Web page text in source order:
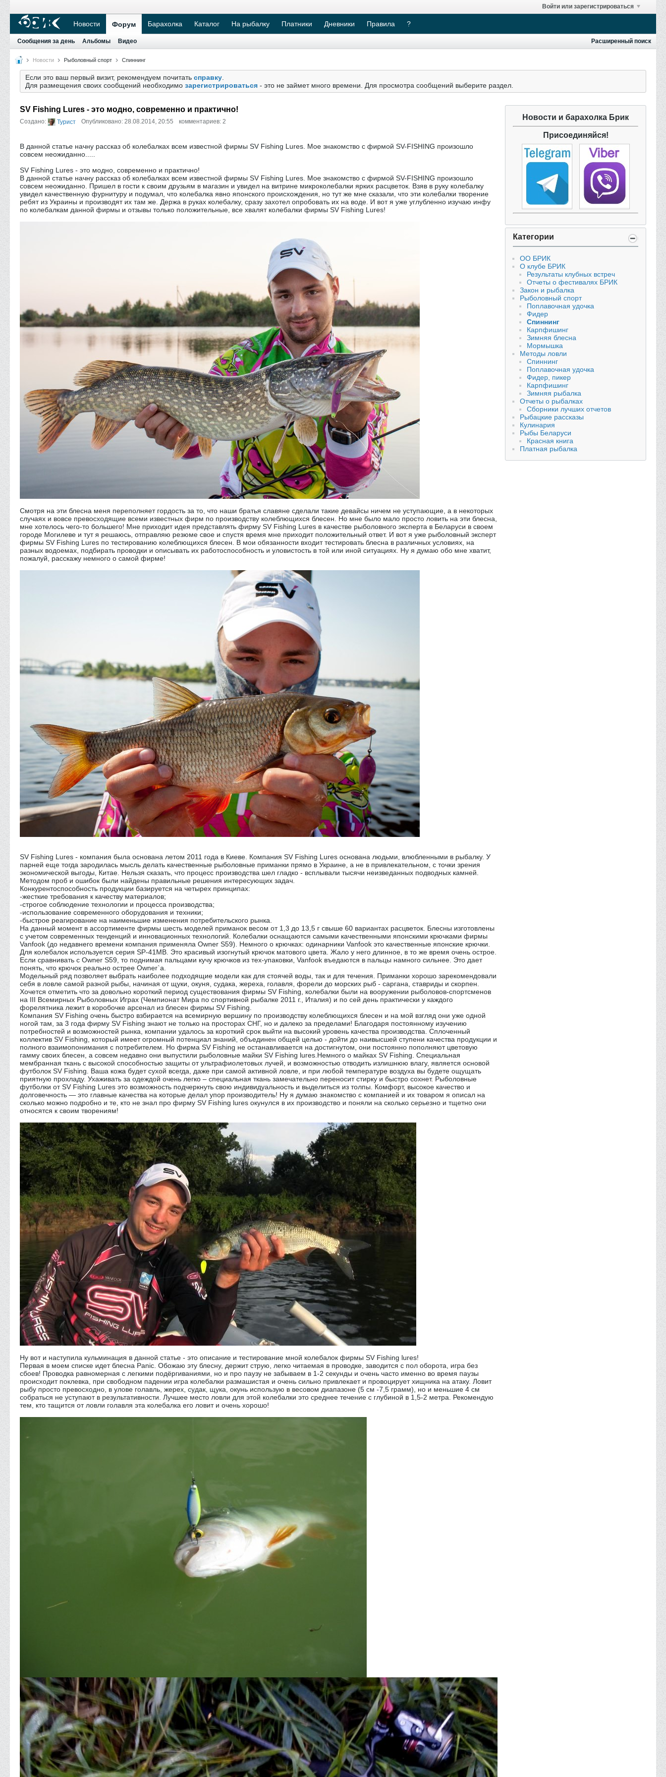
Войти или зарегистрироваться
Новости Форум Барахолка Каталог На рыбалку Платники Дневники Правила ?
Сообщения за день Альбомы Видео Расширенный поиск
Новости Рыболовный спорт Спиннинг
Если это ваш первый визит, рекомендуем почитать справку
Для размещения своих сообщений необходимо зарегистрироваться - это не займет много времени. Для просмотра сообщений выберите раздел.
SV Fishing Lures - это модно, современно и практично!
Создано: Турист Опубликовано: 28.08.2014, 20:55 комментариев: 2
В данной статье начну рассказ об колебалках всем известной фирмы SV Fishing Lures. Мое знакомство с фирмой SV-FISHING произошло
совсем неожиданно.....
SV Fishing Lures - это модно, современно и практично!
В данной статье начну рассказ об колебалках всем известной фирмы SV Fishing Lures. Мое знакомство с фирмой SV-FISHING произошло
совсем неожиданно. Пришел в гости к своим друзьям в магазин и увидел на витрине микроколебалки ярких расцветок. Взяв в руку колебалку
увидел качественную фурнитуру и подумал, что колебалка явно японского происхождения, но тут же мне сказали, что эти колебалки творение
ребят из Украины и производят их там же. Держа в руках колебалку, сразу захотел опробовать их на воде. И вот я уже углубленно изучаю инфу
по колебалкам данной фирмы и отзывы только положительные, все хвалят колебалки фирмы SV Fishing Lures!
Смотря на эти блесна меня переполняет гордость за то, что наши братья славяне сделали такие девайсы ничем не уступающие, а в некоторых
случаях и вовсе превосходящие всеми известных фирм по производству колеблющихся блесен. Но мне было мало просто ловить на эти блесна,
мне хотелось чего-то большего! Мне приходит идея представлять фирму SV Fishing Lures в качестве рыболовного эксперта в Беларуси в своем
городе Могилеве и тут я решаюсь, отправляю резюме свое и спустя время мне приходит положительный ответ. И вот я уже рыболовный эксперт
фирмы SV Fishing Lures по тестированию колеблющихся блесен. В мои обязанности входит тестировать блесна в различных условиях, на
разных водоемах, подбирать проводки и описывать их работоспособность и уловистость в той или иной ситуациях. Ну я думаю обо мне хватит,
пожалуй, расскажу немного о самой фирме!
SV Fishing Lures - компания была основана летом 2011 года в Киеве. Компания SV Fishing Lures основана людьми, влюбленными в рыбалку. У
парней еще тогда зародилась мысль делать качественные рыболовные приманки прямо в Украине, а не в привлекательном, с точки зрения
экономической выгоды, Китае. Нельзя сказать, что процесс производства шел гладко - всплывали тысячи неизведанных подводных камней.
Методом проб и ошибок были найдены правильные решения интересующих задач.
Конкурентоспособность продукции базируется на четырех принципах:
-жесткие требования к качеству материалов;
-строгое соблюдение технологии и процесса производства;
-использование современного оборудования и техники;
-быстрое реагирование на наименьшие изменения потребительского рынка.
На данный момент в ассортименте фирмы шесть моделей приманок весом от 1,3 до 13,5 г свыше 60 вариантах расцветок. Блесны изготовлены
с учетом современных тенденций и инновационных технологий. Колебалки оснащаются самыми качественными японскими крючками фирмы
Vanfook (до недавнего времени компания применяла Owner S59). Немного о крючках: одинарники Vanfook это качественные японские крючки.
Для колебалок используется серия SP-41MB. Это красивый изогнутый крючок матового цвета. Жало у него длинное, в то же время очень острое.
Если сравнивать с Owner S59, то поднимая пальцами кучу крючков из тех-упаковки, Vanfook въедаются в пальцы намного сильнее. Это дает
понять, что крючок реально острее Owner`а.
Модельный ряд позволяет выбрать наиболее подходящие модели как для стоячей воды, так и для течения. Приманки хорошо зарекомендовали
себя в ловле самой разной рыбы, начиная от щуки, окуня, судака, жереха, голавля, форели до морских рыб - саргана, ставриды и скорпен.
Хочется отметить что за довольно короткий период существования фирмы SV Fishing, колебалки были на вооружении рыболовов-спортсменов
на III Всемирных Рыболовных Играх (Чемпионат Мира по спортивной рыбалке 2011 г., Италия) и по сей день практически у каждого
форелятника лежит в коробочке арсенал из блесен фирмы SV Fishing.
Компания SV Fishing очень быстро взбирается на всемирную вершину по производству колеблющихся блесен и на мой взгляд они уже одной
ногой там, за 3 года фирму SV Fishing знают не только на просторах СНГ, но и далеко за пределами! Благодаря постоянному изучению
потребностей и возможностей рынка, компании удалось за короткий срок выйти на высокий уровень качества производства. Сплоченный
коллектив SV Fishing, который имеет огромный потенциал знаний, объединен общей целью - дойти до наивысшей ступени качества продукции и
полного взаимопонимания с потребителем. Но фирма SV Fishing не останавливается на достигнутом, они постоянно пополняют цветовую
гамму своих блесен, а совсем недавно они выпустили рыболовные майки SV Fishing lures.Немного о майках SV Fishing. Специальная
мембранная ткань с высокой способностью защиты от ультрафиолетовых лучей, и возможностью отводить излишнюю влагу, является основой
футболок SV Fishing. Ваша кожа будет сухой всегда, даже при самой активной ловле, и при любой температуре воздуха вы будете ощущать
приятную прохладу. Ухаживать за одеждой очень легко – специальная ткань замечательно переносит стирку и быстро сохнет. Рыболовные
футболки от SV Fishing Lures это возможность подчеркнуть свою индивидуальность и выделиться из толпы. Комфорт, высокое качество и
долговечность — это главные качества на которые делал упор производитель! Ну я думаю знакомство с компанией и их товаром я описал на
сколько можно подробно и те, кто не знал про фирму SV Fishing lures окунулся в их производство и поняли на сколько серьезно и тщетно они
относятся к своим творениям!
Ну вот и наступила кульминация в данной статье - это описание и тестирование мной колебалок фирмы SV Fishing lures!
Первая в моем списке идет блесна Panic. Обожаю эту блесну, держит струю, легко читаемая в проводке, заводится с пол оборота, игра без
сбоев! Проводка равномерная с легкими подёргиваниями, но и про паузу не забываем в 1-2 секунды и очень часто именно во время паузы
происходит поклевка, при свободном падении игра колебалки размашистая и очень сильно привлекает и провоцирует хищника на атаку. Ловит
рыбу просто превосходно, в улове голавль, жерех, судак, щука, окунь использую в весовом диапазоне (5 см -7,5 грамм), но и меньшие 4 см
собраться не уступают в результативности. Лучшее место ловли для этой колебалки это среднее течение с глубиной в 1,5-2 метра. Рекомендую
тем, кто тащится от ловли голавля эта колебалка его ловит и очень хорошо!
Новости и барахолка Брик
Присоединяйся!
Категории
ОО БРИК
О клубе БРИК
Результаты клубных встреч
Отчеты о фестивалях БРИК
Закон и рыбалка
Рыболовный спорт
Поплавочная удочка
Фидер
Спиннинг
Карпфишинг
Зимняя блесна
Мормышка
Методы ловли
Спиннинг
Поплавочная удочка
Фидер, пикер
Карпфишинг
Зимняя рыбалка
Отчеты о рыбалках
Сборники лучших отчетов
Рыбацкие рассказы
Кулинария
Рыбы Беларуси
Красная книга
Платная рыбалка